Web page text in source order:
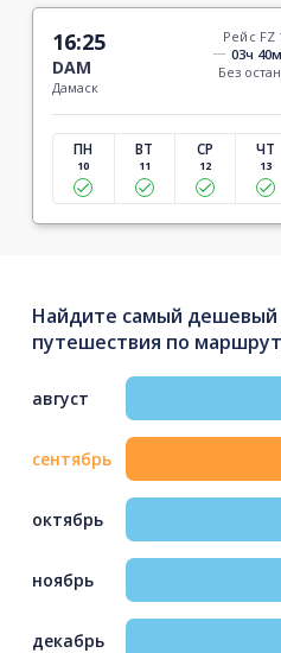
16:25
DAM
Дамаск
Рейс FZ
03ч
Без
ПН
10
ВТ
11
СР
12
ЧТ
13
Найдите самый дешевый
путешествия по
август
сентябрь
октябрь
ноябрь
декабрь